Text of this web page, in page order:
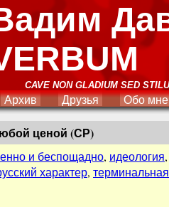
CAVE NON GLADIUM SED
Архив Друзья Обо мне
ценой (СР)
и беспощадно, идеология
характер,